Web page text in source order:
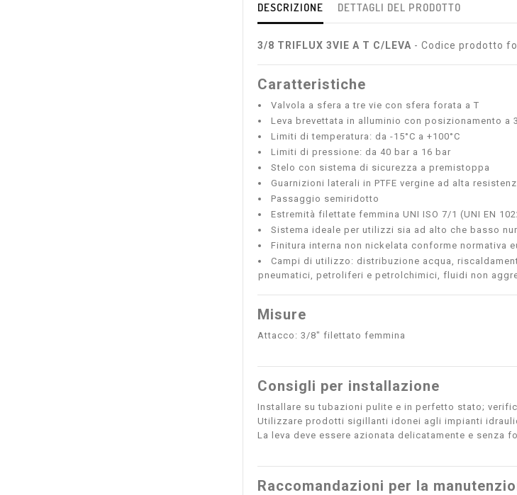
DESCRIZIONE DETTAGLI DEL PRODOTTO
3/8 TRIFLUX 3VIE A T C/LEVA - Codice prodotto
Caratteristiche
Valvola a sfera a tre vie con sfera forata a T
Leva brevettata in alluminio con posizionamento a
Limiti di temperatura: da -15°C a +100°C
Limiti di pressione: da 40 bar a 16 bar
Stelo con sistema di sicurezza a premistoppa
Guarnizioni laterali in PTFE vergine ad alta
Passaggio semiridotto
Estremità filettate femmina UNI ISO 7/1 (UNI EN
Sistema ideale per utilizzi sia ad alto che basso
Finitura interna non nickelata conforme normativa
Campi di utilizzo: distribuzione acqua,
pneumatici, petroliferi e petrolchimici, fluidi non
Misure
Attacco: 3/8" filettato femmina
Consigli per installazione
Installare su tubazioni pulite e in perfetto stato;
Utilizzare prodotti sigillanti idonei agli impianti
La leva deve essere azionata delicatamente e senza
Raccomandazioni per la